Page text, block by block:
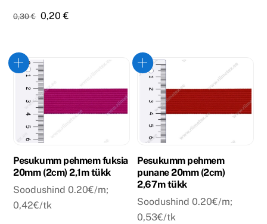
0,30€ Algne
0,30 €.
0,20€
Pesukumm pehmem fuksia
20mm (2cm) 2,1m tükk
Soodushind 0.20€/m;
0,42€/tk
Pesukumm pehmem
punane 20mm (2cm)
2,67m tükk
Soodushind 0.20€/m;
0,53€/tk